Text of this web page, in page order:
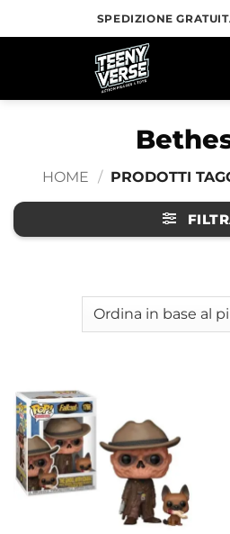
ai
SPEDIZIONE
HOME / PRODOTTI